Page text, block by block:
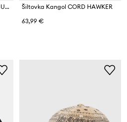
Kangol čiapka so šiltom BERMUDA ELASTIC SPACECAP
Šiltovka Kangol CORD HAWKER
63,99 €